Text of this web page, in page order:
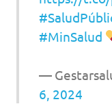
#MinSalud
—
6, 2024